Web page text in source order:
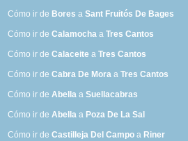
Cómo ir de Bores aSant Fruitós De Bages
Cómo ir deCalamocha aTres Cantos
Cómo ir deCalaceite aTres Cantos
Cómo ir deCabra De Mora aTres Cantos
Cómo ir deAbella aSuellacabras
Cómo ir deAbella a Poza De La Sal
Cómo ir deCastilleja Del Campo a Riner